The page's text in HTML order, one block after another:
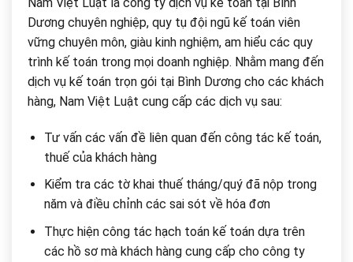
Dương chuyên nghiệp, quy tụ đội ngũ kế toán viên
vững chuyên môn, giàu kinh nghiệm, am hiểu các quy
trình kế toán trong mọi doanh nghiệp. Nhằm mang đến
dịch vụ kế toán trọn gói tại Bình Dương cho các khách
hàng, Nam Việt Luật cung cấp các dịch vụ sau:
Tư vấn các vấn đề liên quan đến công tác kế toán,
thuế của khách hàng
Kiểm tra các tờ khai thuế tháng/quý đã nộp trong
năm và điều chỉnh các sai sót về hóa đơn
Thực hiện công tác hạch toán kế toán dựa trên
các hồ sơ mà khách hàng cung cấp cho công ty